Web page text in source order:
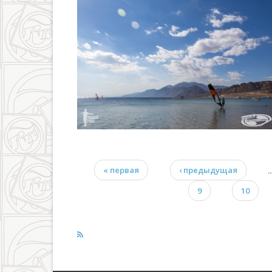
« первая ‹ предыдущая
9
10